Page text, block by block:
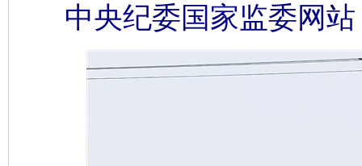
中央纪委国家监委网